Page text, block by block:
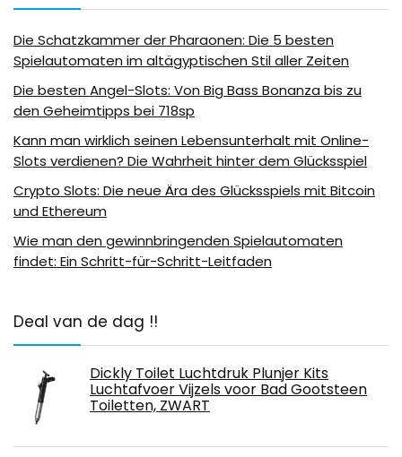
Die Schatzkammer der Pharaonen: Die 5 besten
Spielautomaten im altägyptischen Stil aller Zeiten
Die besten Angel-Slots: Von Big Bass Bonanza bis zu
den Geheimtipps bei 718sp
Kann man wirklich seinen Lebensunterhalt mit Online-
Slots verdienen? Die Wahrheit hinter dem Glücksspiel
Crypto Slots: Die neue Ära des Glücksspiels mit Bitcoin
und Ethereum
Wie man den gewinnbringenden Spielautomaten
findet: Ein Schritt-für-Schritt-Leitfaden
Deal van de dag !!
Dickly Toilet Luchtdruk Plunjer Kits
Luchtafvoer Vijzels voor Bad Gootsteen
Toiletten, ZWART